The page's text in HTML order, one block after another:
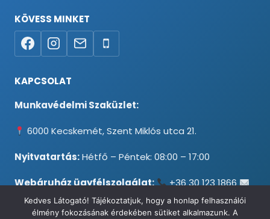
KÖVESS MINKET
KAPCSOLAT
Munkavédelmi Szaküzlet:
6000 Kecskemét, Szent Miklós utca 21.
Nyitvatartás:Hétfő – Péntek: 08:00 – 17:00
Webáruház ügyfélszolgálat:
+36 30 123 1866
info@testpancel.hu
Kedves Látogató! Tájékoztatjuk, hogy a honlap felhasználói
élmény fokozásának érdekében sütiket alkalmazunk. A